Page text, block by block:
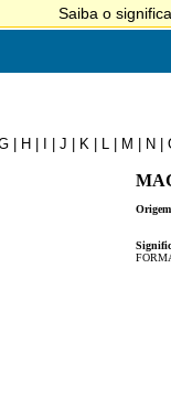
H J K L M N